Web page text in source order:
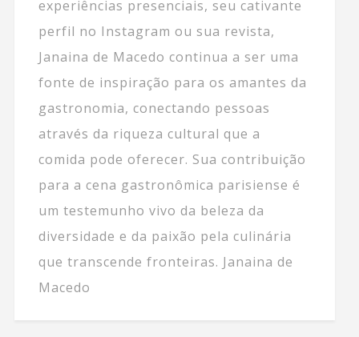
experiências presenciais, seu cativante
perfil no Instagram ou sua revista,
Janaina de Macedo continua a ser uma
fonte de inspiração para os amantes da
gastronomia, conectando pessoas
através da riqueza cultural que a
comida pode oferecer. Sua contribuição
para a cena gastronômica parisiense é
um testemunho vivo da beleza da
diversidade e da paixão pela culinária
que transcende fronteiras. Janaina de
Macedo